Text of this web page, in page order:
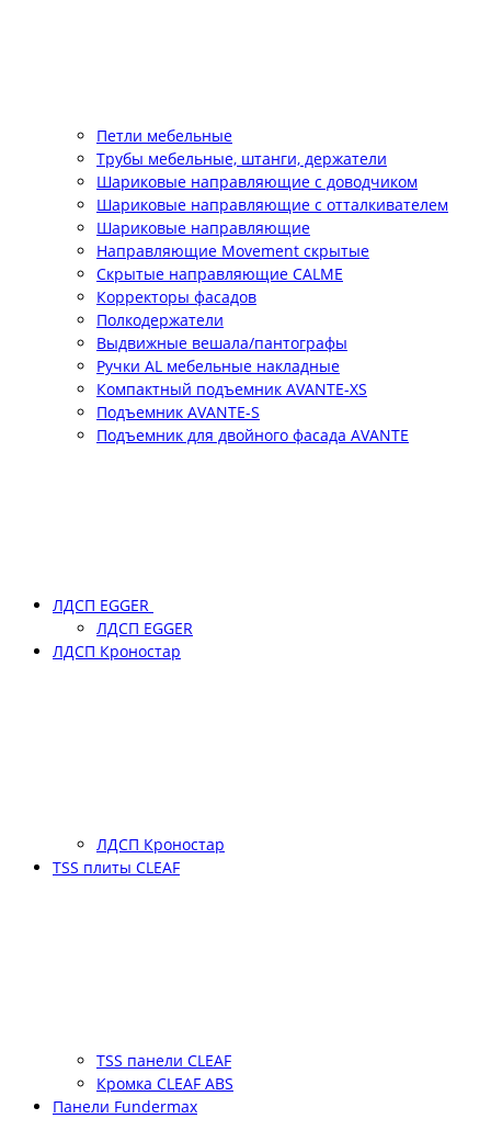
Петли мебельные
Трубы мебельные, штанги, держатели
Шариковые направляющие с доводчиком
Шариковые направляющие с отталкивателем
Шариковые направляющие
Направляющие Movement скрытые
Скрытые направляющие CALME
Корректоры фасадов
Полкодержатели
Выдвижные вешала/пантографы
Ручки AL мебельные накладные
Компактный подъемник АVANTE-XS
Подъемник АVANTE-S
Подъемник для двойного фасада АVANTE
ЛДСП EGGER
ЛДСП EGGER
ЛДСП Кроностар
ЛДСП Кроностар
TSS плиты CLEAF
TSS панели CLEAF
Кромка CLEAF ABS
Панели Fundermax